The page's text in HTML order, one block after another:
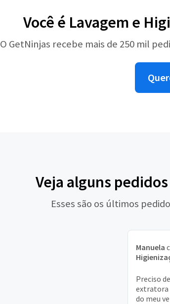
Você é Lavagem e
O GetNinjas recebe mais de 250 mil
Veja alguns
Esses são os últimos
Manuela
Preciso
extratora
do meu